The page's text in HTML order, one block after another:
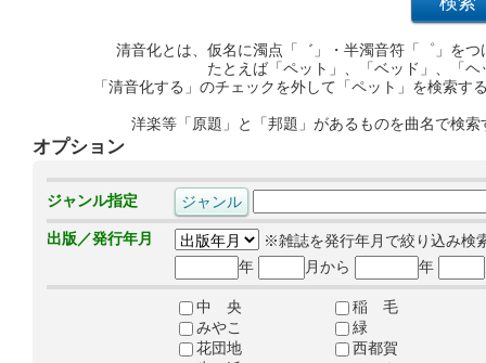
清音化とは、仮名に濁点「゛」・半濁音符「゜」を
たとえば「ペット」、「ベッド」、「
「清音化する」のチェックを外して「ペット」を検索
洋楽等「原題」と「邦題」があるものを曲名で検
オプション
ジャンル指定
出版／発行年月
※雑誌を発行年月で絞り込み検
年
月から 年
中 央
稲 毛
みやこ
緑
花団地
西都賀